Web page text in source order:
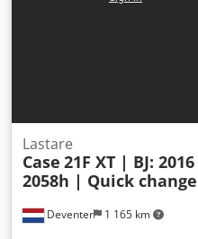
Deventer 1 165 km
Lastare
Case 21F XT | BJ:
2058h | Quick